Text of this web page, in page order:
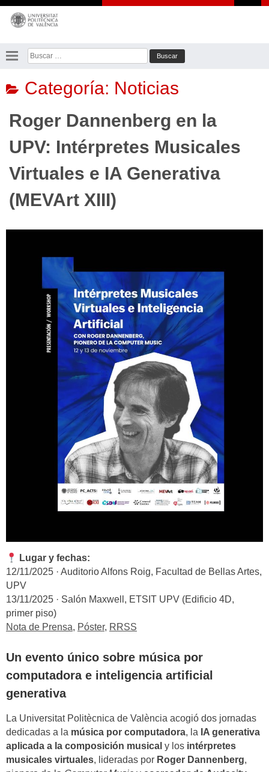
Saltar
contenido
Buscar:
Categoría: Noticias
Roger Dannenberg en la
UPV: Intérpretes Musicales
Virtuales e IA Generativa
(MEVArt XIII)
Lugar y fechas:
12/11/2025 · Auditorio Alfons Roig, Facultad de Bellas Artes,
UPV
13/11/2025 · Salón Maxwell, ETSIT UPV (Edificio 4D,
primer piso)
Nota de Prensa, Póster, RRSS
Un evento único sobre música por
computadora e inteligencia artificial
generativa
La Universitat Politècnica de València acogió dos jornadas
dedicadas a la música por computadora, la IA generativa
aplicada a la composición musical y los intérpretes
musicales virtuales, lideradas por Roger Dannenberg,